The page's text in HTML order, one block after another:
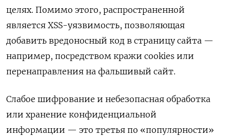
целях. Помимо этого, распространенной
является XSS-уязвимость, позволяющая
добавить вредоносный код в страницу сайта —
например, посредством кражи cookies или
перенаправления на фальшивый сайт.
Слабое шифрование и небезопасная обработка
или хранение конфиденциальной
информации — это третья по «популярности»